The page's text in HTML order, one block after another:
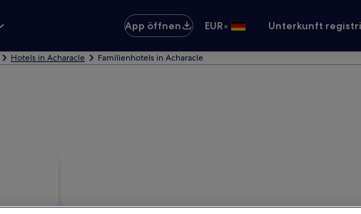
App öffnen EUR• Unterkunft
Hotels in Acharacle Familienhotels in Acharacle